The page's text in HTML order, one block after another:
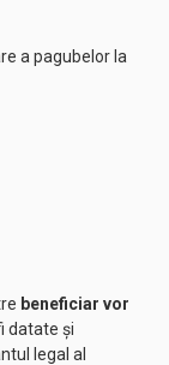
a pagubelor la
beneficiar vor
datate și
legal al